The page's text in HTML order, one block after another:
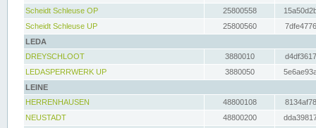
Scheidt Schleuse OP
25800558
Scheidt Schleuse UP
25800560
LEDA
DREYSCHLOOT
3880010
LEDASPERRWERK UP
3880050
LEINE
HERRENHAUSEN
48800108
NEUSTADT
48800200